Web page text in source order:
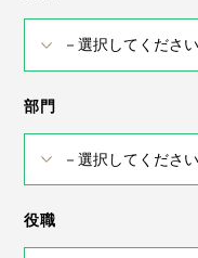
部門
役職